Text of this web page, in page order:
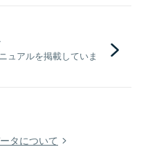
ュアルを掲載していま
タについて